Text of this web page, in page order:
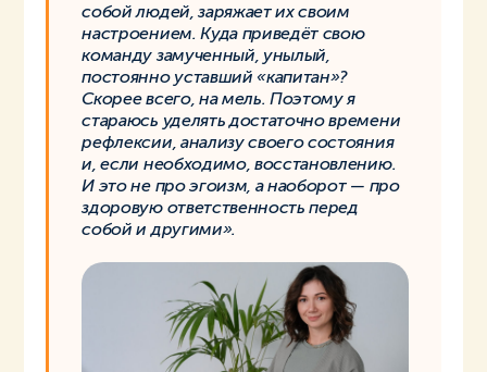
собой людей, заряжает их своим
настроением. Куда приведёт свою
команду замученный, унылый,
постоянно уставший «капитан»?
Скорее всего, на мель. Поэтому я
стараюсь уделять достаточно времени
рефлексии, анализу своего состояния
и, если необходимо, восстановлению.
И это не про эгоизм, а наоборот — про
здоровую ответственность перед
собой и другими».